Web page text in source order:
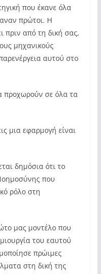
που έκανε όλα
πρώτοι. Η
πριν από τη δική σας,
μηχανικούς
αυτού στο
προχωρούν σε όλα τα
μια εφαρμογή είναι
δημόσια ότι το
που
ρόλο στη
μας μοντέλο που
του εαυτού
πρώιμες
στη δική της